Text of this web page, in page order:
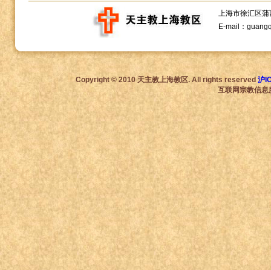
上海市徐汇区
E-mail：
Copyright © 2010 天主教上海教区. All rights reserved 沪
互联网宗教信息服